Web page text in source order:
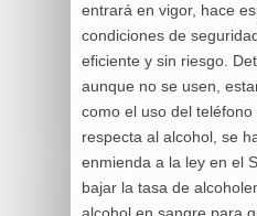
entrará en vigor, hace
condiciones de
eficiente y sin riesgo.
aunque no se usen,
como el uso del
respecta al alcohol, se
enmienda a la ley en el
bajar la tasa de